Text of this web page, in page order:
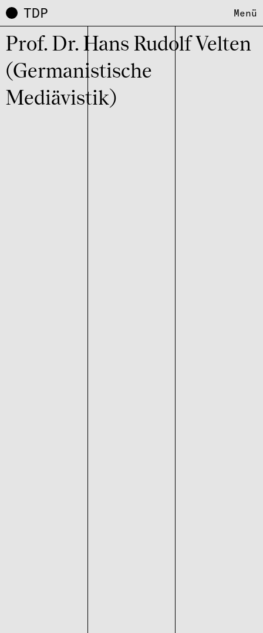
TDP Menü
Prof. Dr. Hans Rudolf Velten
(Germanistische
Mediävistik)